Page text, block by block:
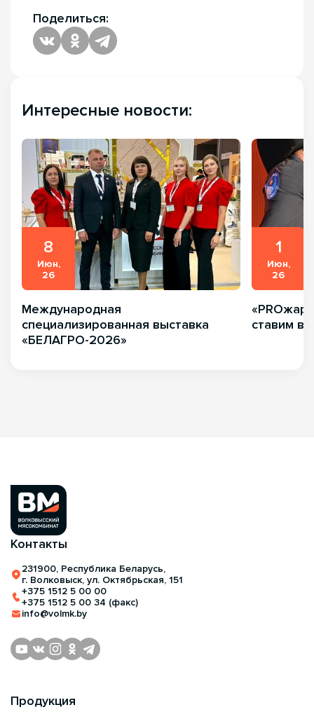
Поделиться:
Интересные новости:
8
Июн,
26
Международная
специализированная выставка
«БЕЛАГРО-2026»
1
Июн,
26
ставим
Продукция
Контакты
231900, Республика Беларусь,
г. Волковыск, ул. Октябрьская, 151
+375 1512 5 00 00
+375 1512 5 00 34 (факс)
info@volmk.by